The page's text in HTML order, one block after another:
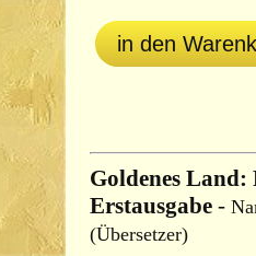
in den
Goldenes Land:
Erstausgabe -
(Übersetzer)